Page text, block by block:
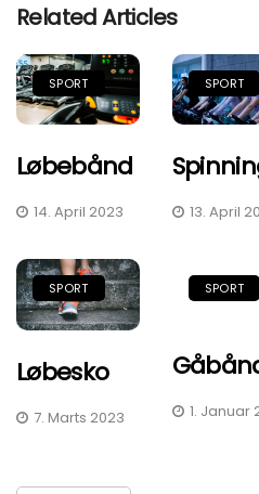
Related Articles
SPORT
Løbebånd
14. April 2023
SPORT
13. April
SPORT
Løbesko
7. Marts 2023
SPORT
1. Januar